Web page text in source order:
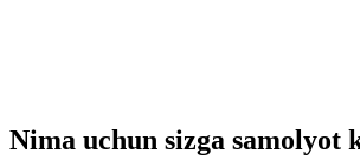
Nima uchun sizga samolyot